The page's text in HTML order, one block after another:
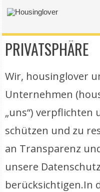
PRIVATSPHÄRE
Wir, housinglover
Unternehmen (
„uns“) verpflichten
schützen und zu
an Transparenz
unsere
berücksichtigen.In